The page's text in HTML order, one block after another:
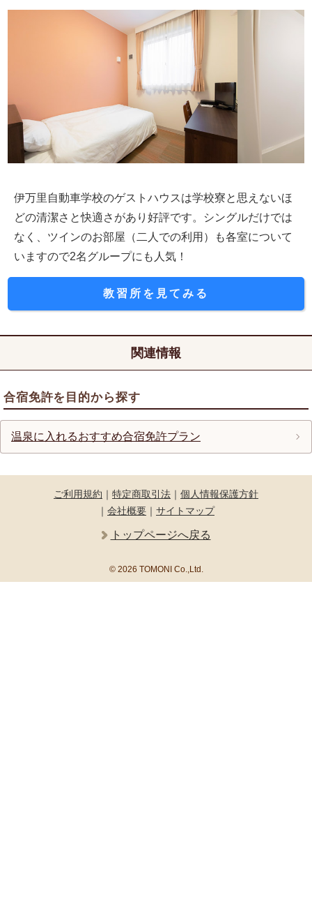
伊万里自動車学校のゲストハウスは学校寮と思えないほ
どの清潔さと快適さがあり好評です。シングルだけでは
なく、ツインのお部屋（二人での利用）も各室について
いますので2名グループにも人気！
教習所を見てみる
関連情報
合宿免許を目的から探す
温泉に入れるおすすめ合宿免許プラン
ご利用規約 ｜ 特定商取引法 ｜ 個人情報保護方針
｜ 会社概要 ｜ サイトマップ
トップページへ戻る
© 2026 TOMONI Co.,Ltd.